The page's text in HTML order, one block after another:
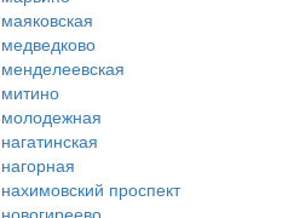
маяковская
медведково
менделеевская
митино
молодежная
нагатинская
нагорная
нахимовский проспект
новогиреево